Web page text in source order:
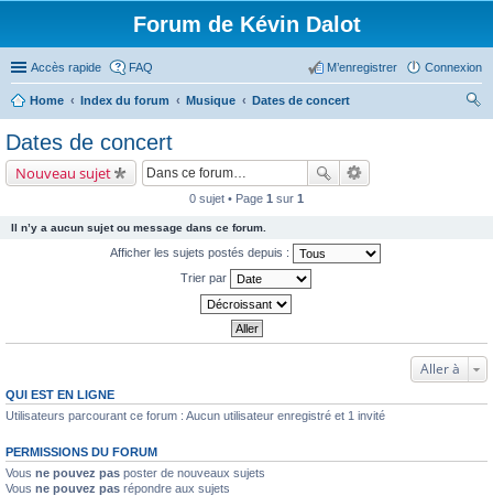
Forum de Kévin Dalot
Accès rapide FAQ Connexion
M’enregistrer
Home Index du forum Musique
Dates de concert
Dates de concert
Nouveau sujet
0 sujet • Page 1 sur 1
Il n’y a aucun sujet ou message dans ce forum.
Afficher les sujets postés depuis :
Trier par
Aller à
QUI EST EN LIGNE
Utilisateurs parcourant ce forum : Aucun utilisateur enregistré et 1 invité
PERMISSIONS DU FORUM
Vous ne pouvez pas poster de nouveaux sujets
Vous ne pouvez pas répondre aux sujets